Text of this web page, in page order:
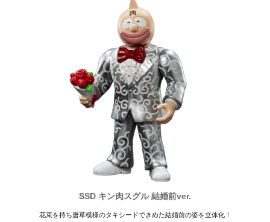
SSD キン肉スグル 結婚前ver.
花束を持ち唐草模様のタキシードできめた結婚前の姿を立体化！